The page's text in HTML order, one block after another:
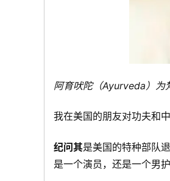
阿育吠陀（Ayurveda）为
我在美国的朋友对功夫和
纪问其是美国的特种部队
是一个演员，还是一个男